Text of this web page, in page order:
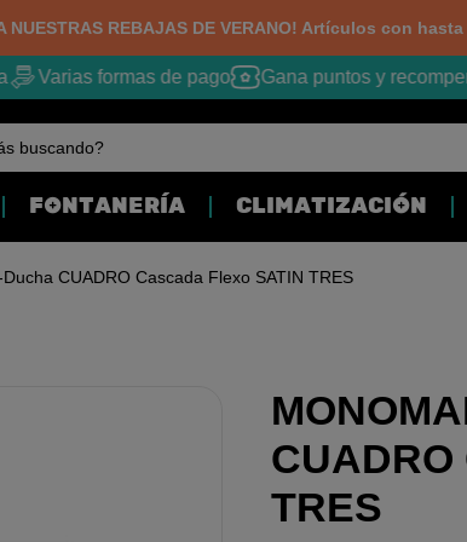
NUESTRAS REBAJAS DE VERANO! Artículos con
Varias formas de pago Gana puntos y
buscando?
FONTANERÍA CLIMATIZACIÓN
CUADRO Cascada Flexo SATIN TRES
CUADRO
TRES